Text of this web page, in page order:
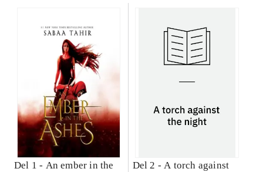
Del 1 - An ember in the
Del 2 -A torch against